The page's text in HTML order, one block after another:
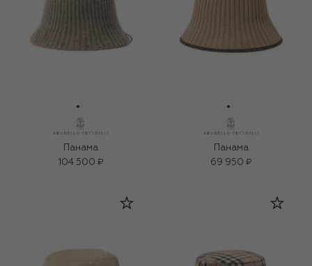
Панама
104 500 ₽
Панама
69 950 ₽